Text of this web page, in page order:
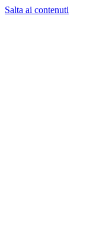
Salta ai contenuti